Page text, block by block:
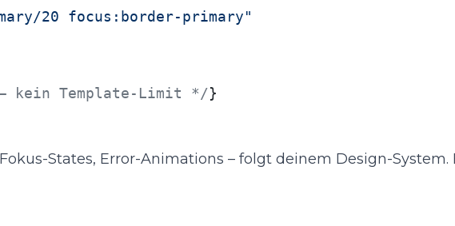
20 focus:border-primary"
kein Template-Limit */}
States, Error-Animations – folgt deinem Design-System.